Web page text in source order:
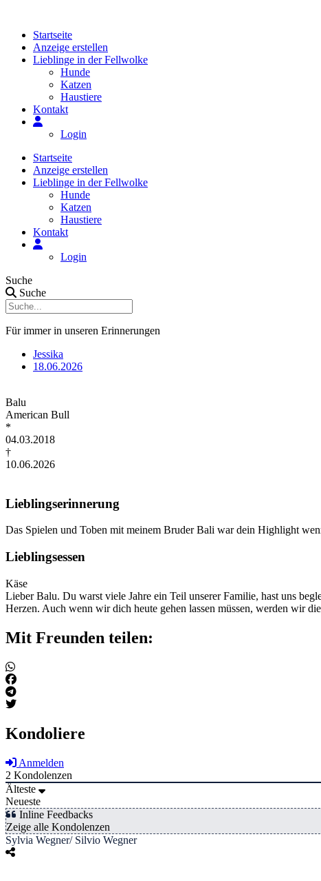
springenStartseite
Anzeige erstellen
Lieblinge in der Fellwolke
Hunde
Katzen
Haustiere
Kontakt
Login
Startseite
Anzeige erstellen
Lieblinge in der Fellwolke
Hunde
Katzen
Haustiere
Kontakt
Login
Suche
Suche
Für immer in unseren Erinnerungen
Jessika
18.06.2026
Balu
American Bull
*
04.03.2018
†
10.06.2026
Lieblingserinnerung
Das Spielen und Toben mit meinem Bruder Bali war dein Highlight
Lieblingsessen
Käse
Lieber Balu. Du warst viele Jahre ein Teil unserer Familie, hast uns
Herzen. Auch wenn wir dich heute gehen lassen müssen, werden wir
Mit Freunden teilen:
Kondoliere
Anmelden
2 Kondolenzen
Älteste
Neueste
Inline Feedbacks
Zeige alle Kondolenzen
Sylvia Wegner/ Silvio Wegner